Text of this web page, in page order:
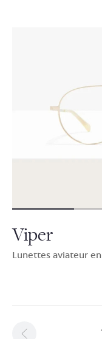
Viper
Lunettes aviateur